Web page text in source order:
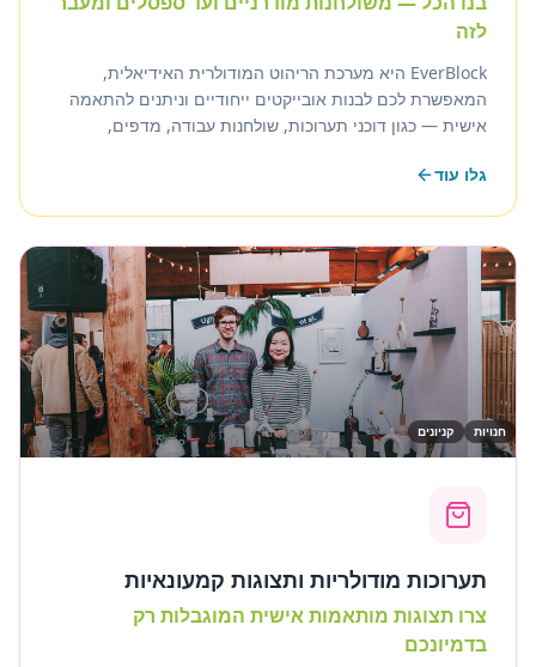
לזה
EverBlock היא מערכת הריהוט המודולרית האידיאלית,
המאפשרת לכם לבנות אובייקטים ייחודיים וניתנים להתאמה
אישית — כגון דוכני תערוכות, שולחנות עבודה, מדפים,
הרחבה לעמידה ביעדי עיצוב.
גלו עוד
חנויות קניונים
תערוכות מודולריות ותצוגות קמעונאיות
צרו תצוגות מותאמות אישית המוגבלות רק
בדמיונכם